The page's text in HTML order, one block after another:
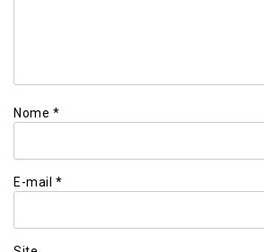
Nome *
E-mail *